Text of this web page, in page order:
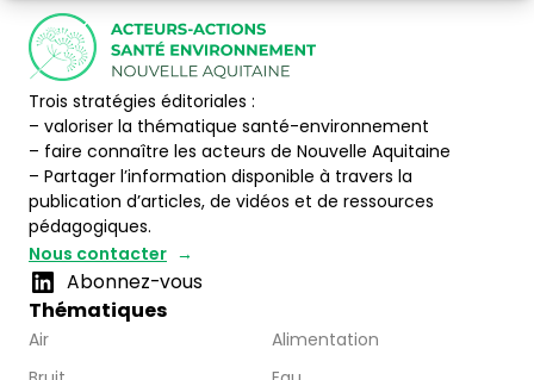
Trois stratégies éditoriales :
– valoriser la thématique santé-environnement
– faire connaître les acteurs de Nouvelle Aquitaine
– Partager l’information disponible à travers la
publication d’articles, de vidéos et de ressources
pédagogiques.
Nous contacter
Abonnez-vous
Thématiques
Air
Alimentation